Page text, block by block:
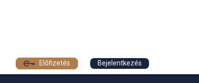
Előfizetés Bejelentkezés